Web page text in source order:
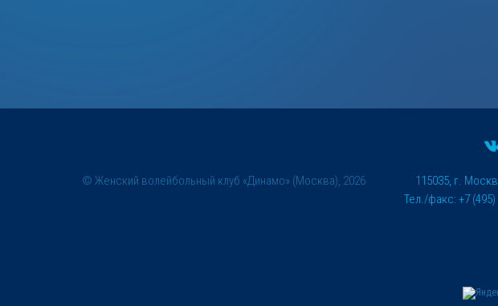
© Женский волейбольный клуб «Динамо» (Москва), 2026
115035, г.
Тел./факс: +7 (495)